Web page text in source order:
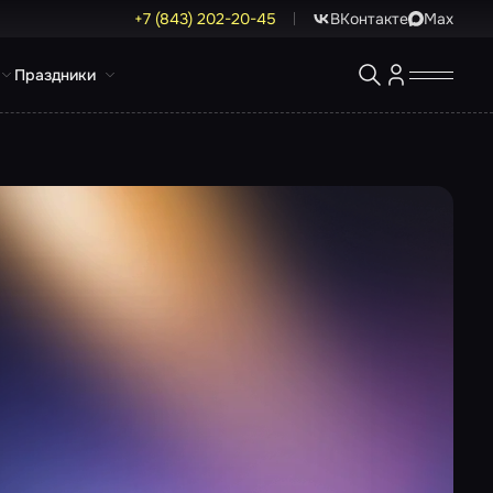
+7 (843) 202-20-45 ВКонтакте Max
Праздники